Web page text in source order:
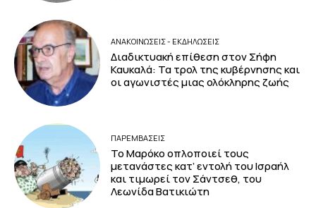
ΑΝΑΚΟΙΝΩΣΕΙΣ - ΕΚΔΗΛΩΣΕΙΣ
Διαδικτυακή επίθεση στον Σήφη
Καυκαλά: Τα τρολ της κυβέρνησης και
οι αγωνιστές μιας ολόκληρης ζωής
ΠΑΡΕΜΒΑΣΕΙΣ
Το Μαρόκο οπλοποιεί τους
μετανάστες κατ’ εντολή του Ισραήλ
και τιμωρεί τον Σάντσεθ, του
Λεωνίδα Βατικιώτη